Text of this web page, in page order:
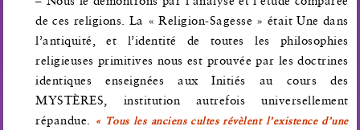
de ces religions. La « Religion-Sagesse » était Une dans
l’antiquité, et l’identité de toutes les philosophies
religieuses primitives nous est prouvée par les doctrines
identiques enseignées aux Initiés au cours des
MYSTÈRES, institution autrefois universellement
répandue. « Tous les anciens cultes révèlent l’existence d’une